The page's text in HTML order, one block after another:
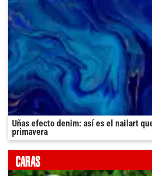
Uñas efecto denim: así es el nailart
primavera